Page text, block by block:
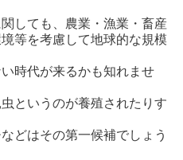
しても、農業・漁業・畜産
等を考慮して地球的な規模
時代が来るかも知れませ
というのが養殖されたりす
どはその第一候補でしょう